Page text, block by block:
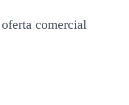
comercial